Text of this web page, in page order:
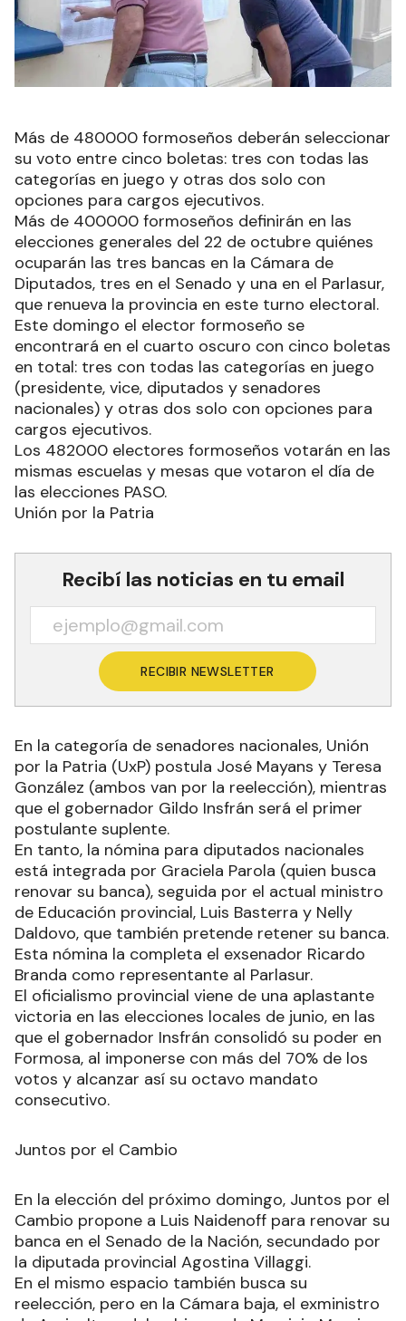
Más de 480000 formoseños deberán seleccionar
su voto entre cinco boletas: tres con todas las
categorías en juego y otras dos solo con
opciones para cargos ejecutivos.
Más de 400000 formoseños definirán en las
elecciones generales del 22 de octubre quiénes
ocuparán las tres bancas en la Cámara de
Diputados, tres en el Senado y una en el Parlasur,
que renueva la provincia en este turno electoral.
Este domingo el elector formoseño se
encontrará en el cuarto oscuro con cinco boletas
en total: tres con todas las categorías en juego
(presidente, vice, diputados y senadores
nacionales) y otras dos solo con opciones para
cargos ejecutivos.
Los 482000 electores formoseños votarán en las
mismas escuelas y mesas que votaron el día de
las elecciones PASO.
Unión por la Patria
Recibí las noticias en tu email
RECIBIR NEWSLETTER
En la categoría de senadores nacionales, Unión
por la Patria (UxP) postula José Mayans y Teresa
González (ambos van por la reelección), mientras
que el gobernador Gildo Insfrán será el primer
postulante suplente.
En tanto, la nómina para diputados nacionales
está integrada por Graciela Parola (quien busca
renovar su banca), seguida por el actual ministro
de Educación provincial, Luis Basterra y Nelly
Daldovo, que también pretende retener su banca.
Esta nómina la completa el exsenador Ricardo
Branda como representante al Parlasur.
El oficialismo provincial viene de una aplastante
victoria en las elecciones locales de junio, en las
que el gobernador Insfrán consolidó su poder en
Formosa, al imponerse con más del 70% de los
votos y alcanzar así su octavo mandato
consecutivo.
Juntos por el Cambio
En la elección del próximo domingo, Juntos por el
Cambio propone a Luis Naidenoff para renovar su
banca en el Senado de la Nación, secundado por
la diputada provincial Agostina Villaggi.
En el mismo espacio también busca su
reelección, pero en la Cámara baja, el exministro